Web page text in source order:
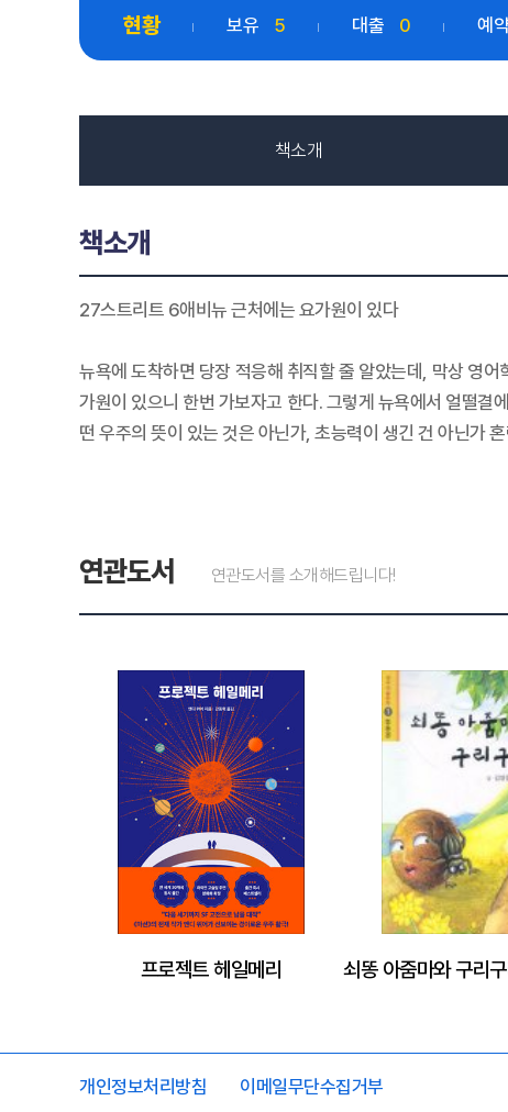
현황 보유 5 대출 0 예
책소개
책소개
27스트리트 6애비뉴 근처에는 요가원이 있다
뉴욕에 도착하면 당장 적응해 취직할 줄 알았는데, 막상 영
가원이 있으니 한번 가보자고 한다. 그렇게 뉴욕에서 얼떨결
떤 우주의 뜻이 있는 것은 아닌가, 초능력이 생긴 건 아닌가
연관도서 연관도서를 소개해드립니다!
프로젝트 헤일메리
개인정보처리방침 이메일무단수집거부